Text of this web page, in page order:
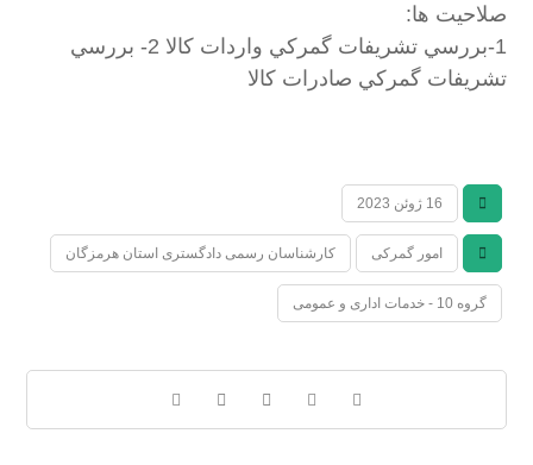
صلاحیت ها:
1-بررسي تشريفات گمركي واردات كالا 2- بررسي
تشريفات گمركي صادرات كالا
16 ژوئن 2023
امور گمرکی کارشناسان رسمی دادگستری استان هرمزگان
گروه 10 - خدمات اداری و عمومی